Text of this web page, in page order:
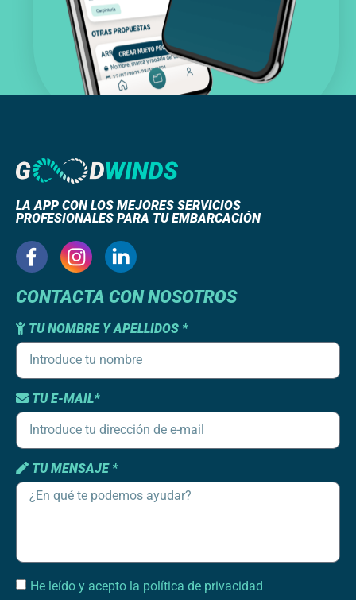
LA APP CON LOS MEJORES SERVICIOS
PROFESIONALES PARA TU EMBARCACIÓN
CONTACTA CON NOSOTROS
TU NOMBRE Y APELLIDOS *
TU E-MAIL*
TU MENSAJE *
He leído y acepto la política de privacidad